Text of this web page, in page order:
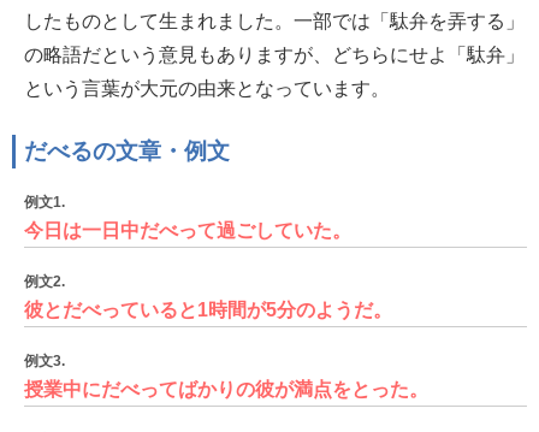
したものとして生まれました。一部では「駄弁を弄する」
の略語だという意見もありますが、どちらにせよ「駄弁」
という言葉が大元の由来となっています。
だべるの文章・例文
例文1.
今日は一日中だべって過ごしていた。
例文2.
彼とだべっていると1時間が5分のようだ。
例文3.
授業中にだべってばかりの彼が満点をとった。